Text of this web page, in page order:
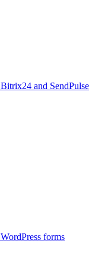
Bitrix24 and SendPulse
WordPress forms